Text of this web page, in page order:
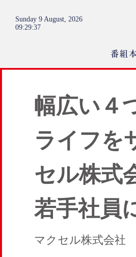
番組
Sunday 9 August, 2026
09:29:38
幅広い４
ライフを
セル株式
若手社員
マクセル株式会社